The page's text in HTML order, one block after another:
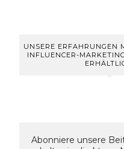
UNSERE ERFAHRUNGEN
INFLUENCER-
Abonniere unsere